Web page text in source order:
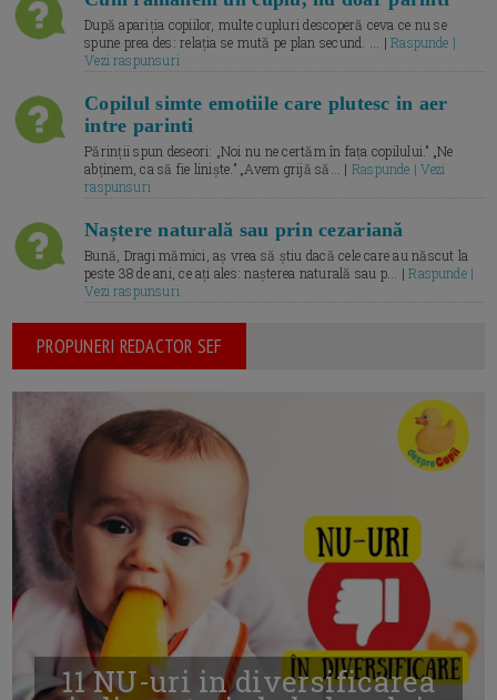
După apariția copiilor, multe cupluri descoperă ceva ce nu se
spune prea des: relația se mută pe plan secund. ... |Raspunde |
Vezi raspunsuri
Copilul simte emotiile care plutesc in aer
intre parinti
Părinții spun deseori: „Noi nu ne certăm în fața copilului.” „Ne
abținem, ca să fie liniște.” „Avem grijă să... | Raspunde | Vezi
raspunsuri
Naștere naturală sau prin cezariană
Bună, Dragi mămici, aș vrea să știu dacă cele care au născut la
peste 38 de ani, ce ați ales: nașterea naturală sau p... |Raspunde |
Vezi raspunsuri
PROPUNERI REDACTOR SEF
11 NU-uri in diversificarea